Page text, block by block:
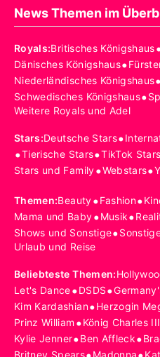
News Themen im
Royals:Britisches Königshaus
Dänisches Königshaus•
Niederländisches Königshaus•
Schwedisches Königshaus•
Weitere Royals und Adel
Stars:Deutsche Stars•
•Tierische Stars•TikTok Stars
Stars und Family•Webstars•
Themen:Beauty•Fashion•
Mama und Baby•Musik•
Shows und Sonstige•
Urlaub und Reise
Beliebteste Themen:
Let's Dance•DSDS•
Kim Kardashian•Herzogin
Prinz William •König Charles III
Kylie Jenner•Ben Affleck•